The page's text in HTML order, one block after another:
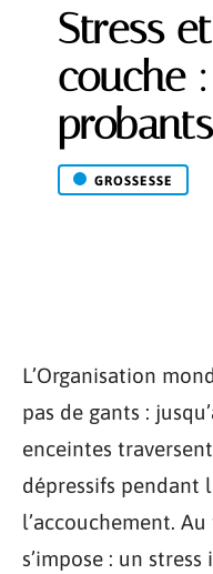
Stress
couche
GROSSESSE
L’Organisation
pas de gants :
enceintes
dépressifs pendant
l’accouchement.
s’impose : un